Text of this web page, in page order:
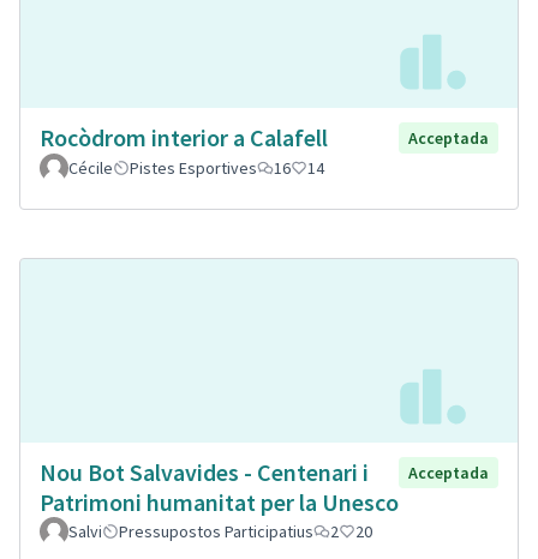
Rocòdrom interior a Calafell
Acceptada
Cécile
Pistes Esportives 16 14
Nou Bot Salvavides - Centenari i
Patrimoni humanitat per la Unesco
Acceptada
Salvi Pressupostos Participatius 2 20